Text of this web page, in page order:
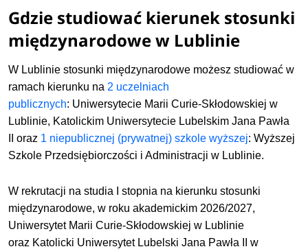
Gdzie studiować kierunek stosunki
międzynarodowe w Lublinie
W Lublinie stosunki międzynarodowe możesz studiować w
ramach kierunku na 2 uczelniach
publicznych: Uniwersytecie Marii Curie-Skłodowskiej w
Lublinie, Katolickim Uniwersytecie Lubelskim Jana Pawła
IIoraz 1 niepublicznej (prywatnej) szkole wyższej: Wyższej
Szkole Przedsiębiorczości i Administracji w Lublinie.
W rekrutacji na studia I stopnia na kierunku stosunki
międzynarodowe, w roku akademickim 2026/2027,
Uniwersytet Marii Curie-Skłodowskiej w Lublinie
oraz Katolicki Uniwersytet Lubelski Jana Pawła II w